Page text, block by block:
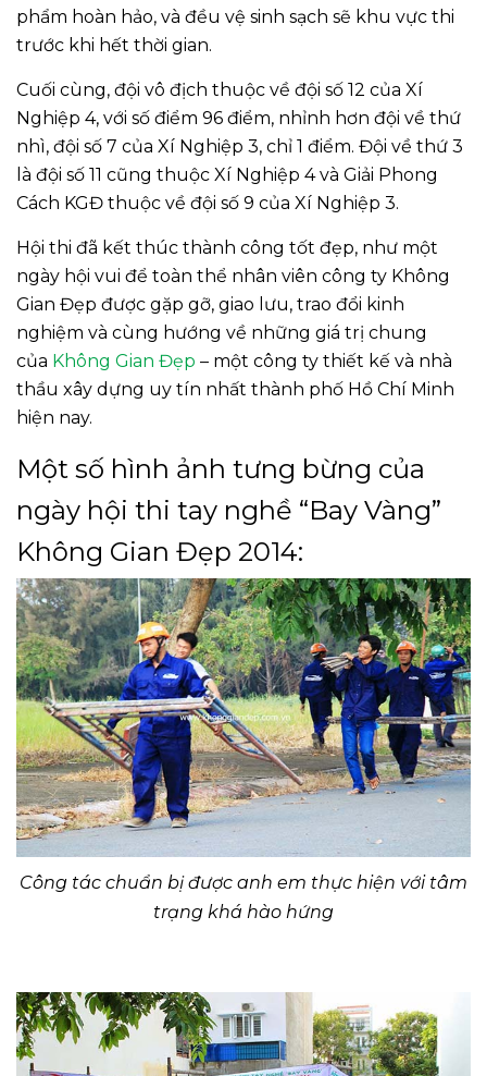
phẩm hoàn hảo, và đều vệ sinh sạch sẽ khu vực thi
trước khi hết thời gian.
Cuối cùng, đội vô địch thuộc về đội số 12 của Xí
Nghiệp 4, với số điểm 96 điểm, nhỉnh hơn đội về thứ
nhì, đội số 7 của Xí Nghiệp 3, chỉ 1 điểm. Đội về thứ 3
là đội số 11 cũng thuộc Xí Nghiệp 4 và Giải Phong
Cách KGĐ thuộc về đội số 9 của Xí Nghiệp 3.
Hội thi đã kết thúc thành công tốt đẹp, như một
ngày hội vui để toàn thể nhân viên công ty Không
Gian Đẹp được gặp gỡ, giao lưu, trao đổi kinh
nghiệm và cùng hướng về những giá trị chung
của Không Gian Đẹp – một công ty thiết kế và nhà
thầu xây dựng uy tín nhất thành phố Hồ Chí Minh
hiện nay.
Một số hình ảnh tưng bừng của
ngày hội thi tay nghề “Bay Vàng”
Không Gian Đẹp 2014:
Công tác chuẩn bị được anh em thực hiện với tâm
trạng khá hào hứng